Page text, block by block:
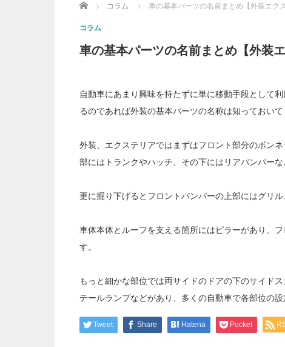
Home コラム 車の基本パーツの名前まとめ【外装エク
コラム
車の基本パーツの名前まとめ【外装エ
自動車にあまり興味を持たずに単に移動手段として
るのであれば外装の基本パーツの名称は知っておいて
外装、エクステリアではまずはフロント部分のボン
部にはトランクやハッチ、その下にはリアバンパーな
更に掘り下げるとフロントバンパーの上部にはグリ
車体本体とルーフを支える箇所にはピラーがあり、
す。
もっと細かな部位では両サイドのドアの下のサイド
テールランプなどがあり、多くの自動車で各部位の
Tweet Share Hatena Pocket